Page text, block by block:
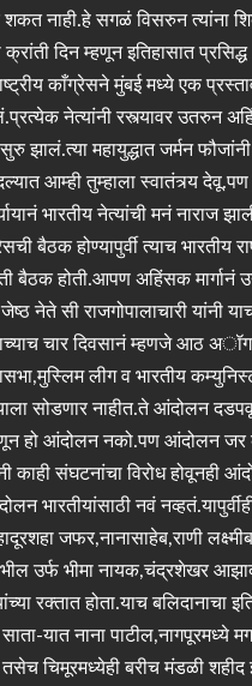
नाही.हे सगळं विसरुन त्यांना
दिन म्हणून इतिहासात
काँग्रेसने मुंबई मध्ये एक
नेत्यांनी रस्त्यावर उतरुन
महायुद्धात जर्मन
आम्ही तुम्हाला स्वातंत्र्य देवू.पण
भारतीय नेत्यांची मनं
बैठक होण्यापुर्वी त्याच
बैठक होती.आपण अहिंसक मार्गानं
नेते सी राजगोपालाचारी यांनी
चार दिवसानं म्हणजे आठ
लीग व भारतीय
सोडणार नाहीत.ते आंदोलन
हो आंदोलन नको.पण आंदोलन जर
काही संघटनांचा विरोध
नवं
जफर,नानासाहेब,राणी
भील उर्फ भीमा नायक,चंद्रशेखर
रक्तात होता.याच
यात नाना पाटील,नागपूरमध्ये
तसेच चिमूरमध्येही बरीच मंडळी